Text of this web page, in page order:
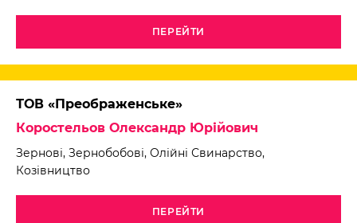
ПЕРЕЙТИ
ТОВ «Преображенське»
Коростельов Олександр Юрійович
Зернові, Зернобобові, Олійні Свинарство,
Козівництво
ПЕРЕЙТИ